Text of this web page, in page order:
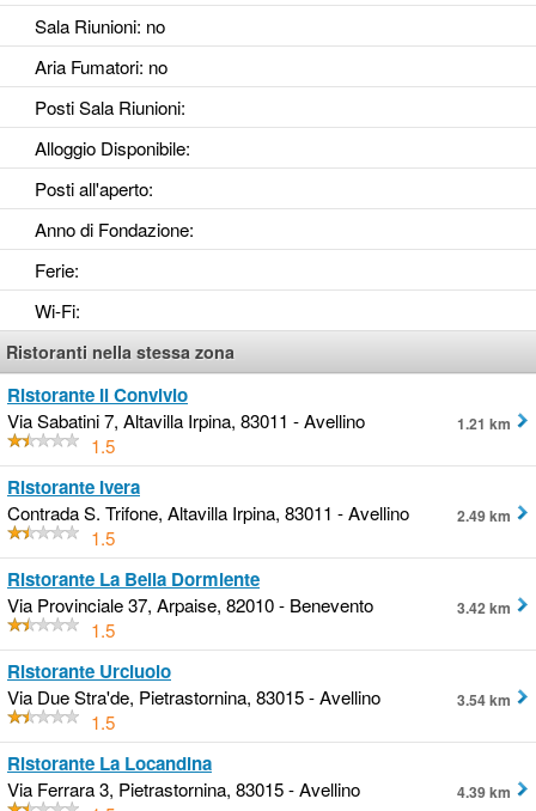
Sala Riunioni: no
Aria Fumatori: no
Posti Sala Riunioni:
Alloggio Disponibile:
Posti all'aperto:
Anno di Fondazione:
Ferie:
Wi-Fi:
Ristoranti nella stessa zona
Ristorante Il Convivio
Via Sabatini 7, Altavilla Irpina, 83011 - Avellino
1.5
1.21 km
Ristorante Ivera
Contrada S. Trifone, Altavilla Irpina, 83011 - Avellino
1.5
2.49 km
Ristorante La Bella Dormiente
Via Provinciale 37, Arpaise, 82010 - Benevento
1.5
3.42 km
Ristorante Urciuolo
Via Due Stra'de, Pietrastornina, 83015 - Avellino
1.5
3.54 km
Ristorante La Locandina
Via Ferrara 3, Pietrastornina, 83015 - Avellino
4.39 km